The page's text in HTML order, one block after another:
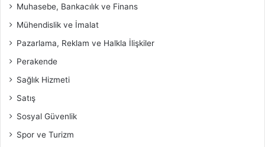
Muhasebe, Bankacılık ve Finans
Mühendislik ve İmalat
Pazarlama, Reklam ve Halkla İlişkiler
Perakende
Sağlık Hizmeti
Satış
Sosyal Güvenlik
Spor ve Turizm